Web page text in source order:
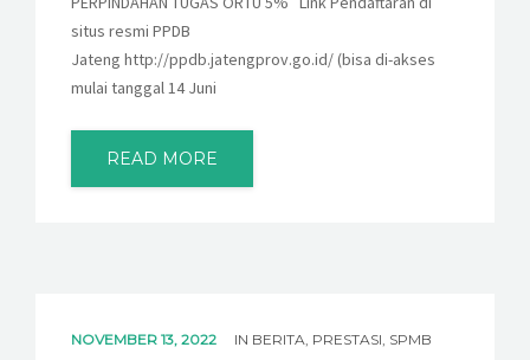
situs resmi PPDB
Jateng http://ppdb.jatengprov.go.id/ (bisa di-akses
mulai tanggal 14 Juni
READ MORE
NOVEMBER 13, 2022 IN BERITA PRESTASI SPMB